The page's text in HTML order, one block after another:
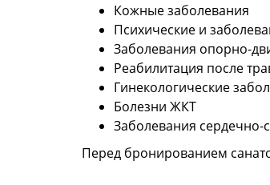
Кожные заболевания
Психические и
Заболевания опорно-
Реабилитация после
Гинекологические
Болезни ЖКТ
Заболевания сердечно-
Перед бронированием